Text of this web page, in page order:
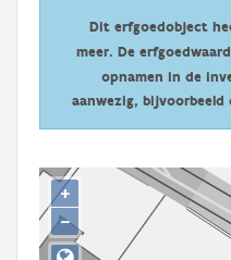
Persoon of collectief
Downloads
Aanmelden
Dit erfgoedobject
meer. De
opnamen in de
aanwezig,
+
−